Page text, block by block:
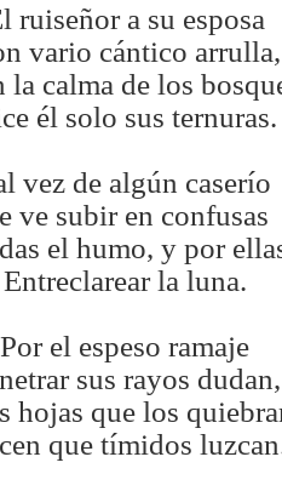
ruiseñor a su esposa
vario cántico arrulla,
la calma de los
él solo sus ternuras.
vez de algún caserío
ve subir en confusas
el humo, y por
Entreclarear la luna.
Por el espeso ramaje
sus rayos dudan,
hojas que los
que tímidos